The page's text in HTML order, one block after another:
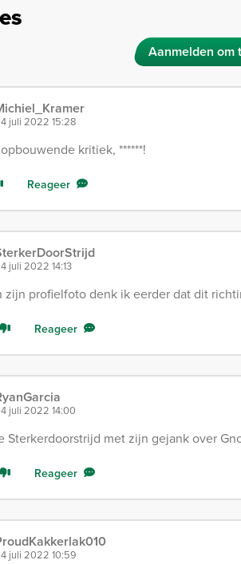
Aanmelden om
juli 2022 15:28
kritiek, ******!
Reageer
juli 2022 14:13
zijn profielfoto denk ik eerder dat dit
Reageer
juli 2022 14:00
Sterkerdoorstrijd met zijn gejank over
Reageer
juli 2022 10:59